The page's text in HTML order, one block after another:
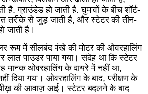
है, ग्राउंडेड हो जाती है, घुमावों के बीच शॉर्ट-
तरीके से जुड़ जाती है, और स्टेटर की तीन-
जाती है।
रूम में सीलबंद पंखे की मोटर की ओवरहालिंग
लाल पाउडर पाया गया। संदेह था कि स्टेटर
मानक ओवरहालिंग के दायरे में नहीं था,
दिया गया। ओवरहालिंग के बाद, परीक्षण के
चीख़ की आवाज़ आई। स्टेटर बदलने के बाद